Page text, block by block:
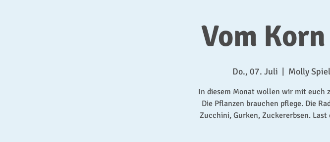
Vom
Do., 07. Juli Molly
In diesem Monat wollen wir mit euch
Die Pflanzen brauchen pflege. Die
Zucchini, Gurken, Zuckererbsen.